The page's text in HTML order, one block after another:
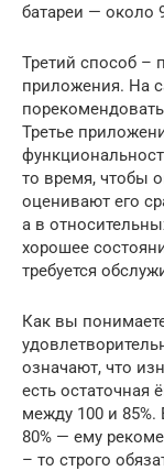
батареи — около
Третий способ –
приложения. На
Третье
то время, чтобы
оценивают его
а в
хорошее
требуется
Как вы
означают, что
есть остаточная
между 100 и 85%.
80% — ему
– то строго